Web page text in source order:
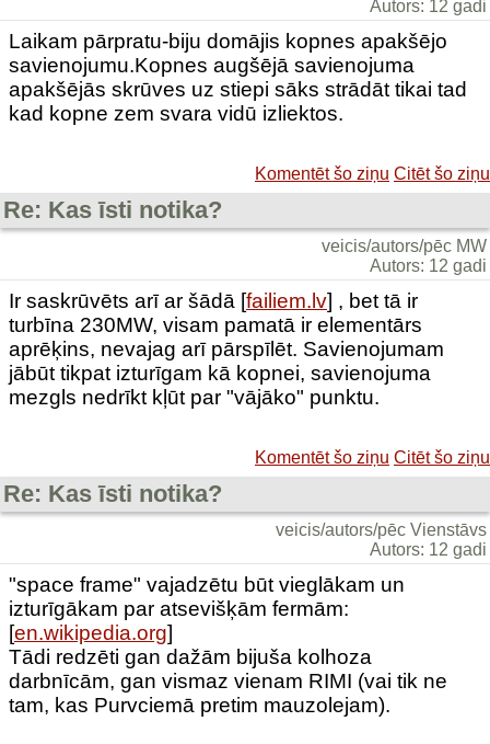
Autors: 12 gadi
Laikam pārpratu-biju domājis kopnes apakšējo
savienojumu.Kopnes augšējā savienojuma
apakšējās skrūves uz stiepi sāks strādāt tikai tad
kad kopne zem svara vidū izliektos.
Komentēt šo ziņu Citēt šo ziņu
Re: Kas īsti notika?
veicis/autors/pēc MW
Autors: 12 gadi
Ir saskrūvēts arī ar šādā [failiem.lv] , bet tā ir
turbīna 230MW, visam pamatā ir elementārs
aprēķins, nevajag arī pārspīlēt. Savienojumam
jābūt tikpat izturīgam kā kopnei, savienojuma
mezgls nedrīkt kļūt par "vājāko" punktu.
Komentēt šo ziņu Citēt šo ziņu
Re: Kas īsti notika?
veicis/autors/pēc Vienstāvs
Autors: 12 gadi
"space frame" vajadzētu būt vieglākam un
izturīgākam par atsevišķām fermām:
[en.wikipedia.org]
Tādi redzēti gan dažām bijuša kolhoza
darbnīcām, gan vismaz vienam RIMI (vai tik ne
tam, kas Purvciemā pretim mauzolejam).